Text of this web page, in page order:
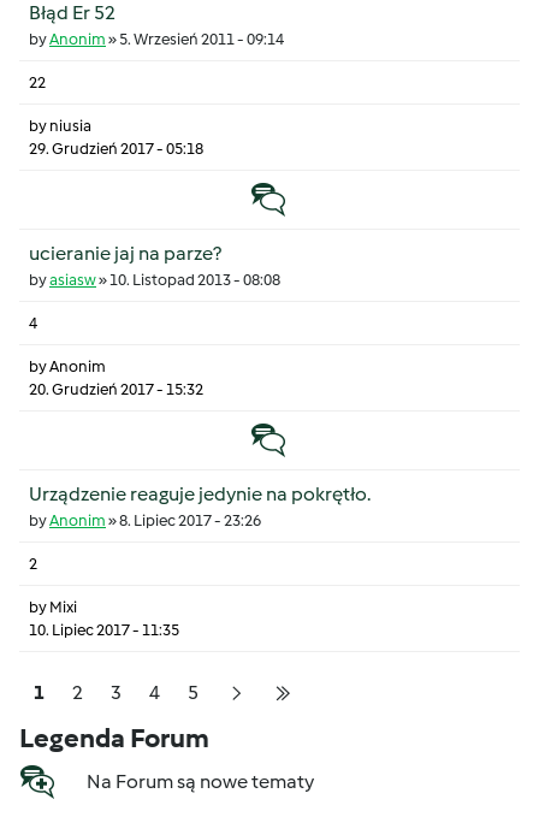
Błąd Er 52
byAnonim » 5. Wrzesień 2011 - 09:14
22
by niusia
29. Grudzień 2017 - 05:18
Temat zwyczajny
ucieranie jaj na parze?
byasiasw»10. Listopad 2013 - 08:08
4
byAnonim
20. Grudzień 2017 - 15:32
Temat zwyczajny
Urządzenie reaguje jedynie na pokrętło.
byAnonim »8. Lipiec 2017 - 23:26
2
by Mixi
10. Lipiec 2017 - 11:35
Pagination
Strona
1 Strona
2 Strona
3 Strona
4 Strona
5 Następna strona
Legenda Forum
Na Forum są nowe tematy